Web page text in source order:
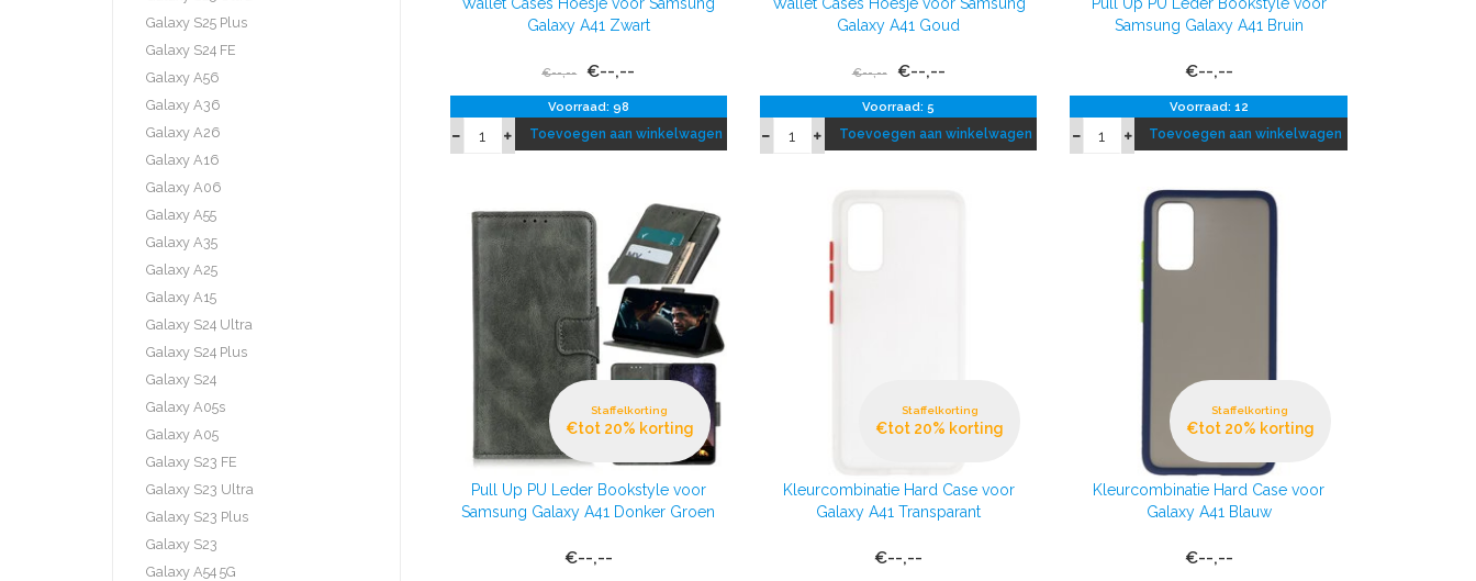
Galaxy S25 Plus
Galaxy S24 FE
Galaxy A56
Galaxy A36
Galaxy A26
Galaxy A16
Galaxy A06
Galaxy A55
Galaxy A35
Galaxy A25
Galaxy A15
Galaxy S24 Ultra
Galaxy S24 Plus
Galaxy S24
Galaxy A05s
Galaxy A05
Galaxy S23 FE
Galaxy S23 Ultra
Galaxy S23 Plus
Galaxy S23
Galaxy A54 5G
Galaxy A41 Zwart
€--,-- €--,--
Voorraad: 98
Toevoegen aan winkelwagen
Galaxy A41 Goud
€--,-- €--,--
Voorraad: 5
Toevoegen aan winkelwagen
Samsung Galaxy A41 Bruin
€--,--
Voorraad: 12
Toevoegen aan winkelwagen
Staffelkorting
€tot 20% korting
Pull Up PU Leder Bookstyle voor
Samsung Galaxy A41 Donker Groen
€--,--
Staffelkorting
€tot 20% korting
Kleurcombinatie Hard Case voor
Galaxy A41 Transparant
€--,--
Staffelkorting
€tot 20% korting
Kleurcombinatie Hard Case voor
Galaxy A41 Blauw
€--,--